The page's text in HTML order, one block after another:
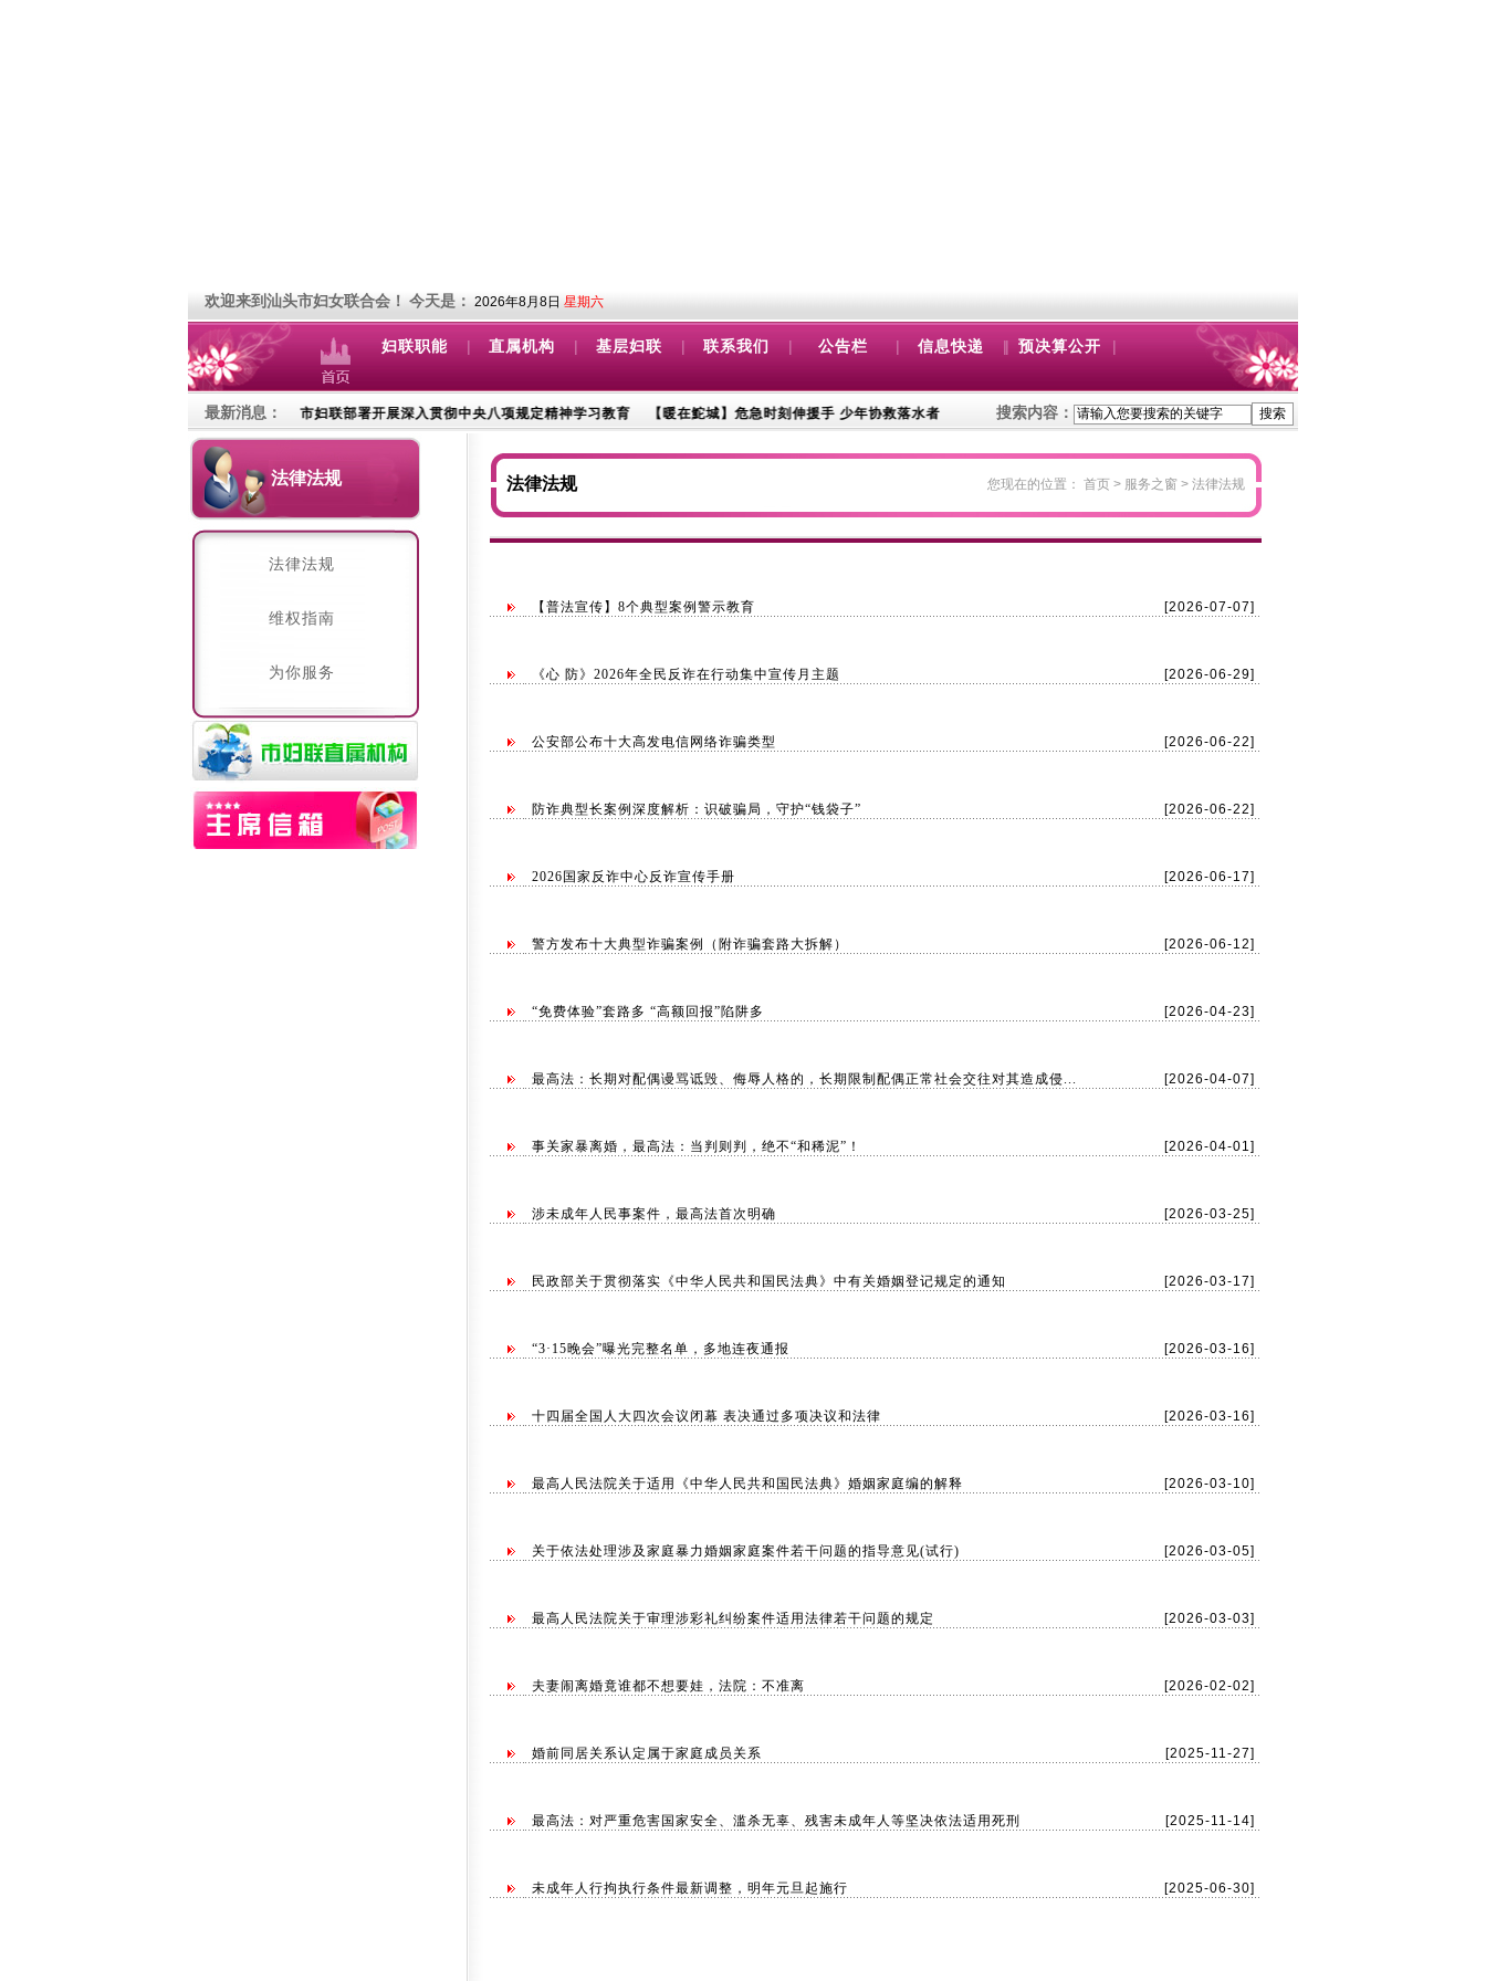
欢迎来到汕头市妇女联合会！ 今天是： 2026年8月8日 星期六
妇联职能 | 直属机构 | 基层妇联 | 联系我们 | 公告栏 | 信息快递 || 预决算公开 |
最新消息：
亮星途——特殊儿童家长调适心理讲座 市妇联部署开展深入贯彻中央八项规定精神学习教育 【暖在鮀城】危急时刻伸援手 少年协救落水者 新时代文明单位创建丨市妇联传达学习习近平总书记在全国两会上的重要讲话精神和全
搜索内容：
法律法规
法律法规
维权指南
为你服务
法律法规 您现在的位置： 首页 > 服务之窗 > 法律法规
【普法宣传】8个典型案例警示教育 [2026-07-07]
《心 防》2026年全民反诈在行动集中宣传月主题 [2026-06-29]
公安部公布十大高发电信网络诈骗类型 [2026-06-22]
防诈典型长案例深度解析：识破骗局，守护“钱袋子” [2026-06-22]
2026国家反诈中心反诈宣传手册 [2026-06-17]
警方发布十大典型诈骗案例（附诈骗套路大拆解） [2026-06-12]
“免费体验”套路多 “高额回报”陷阱多 [2026-04-23]
最高法：长期对配偶谩骂诋毁、侮辱人格的，长期限制配偶正常社会交往对其造成侵... [2026-04-07]
事关家暴离婚，最高法：当判则判，绝不“和稀泥”！ [2026-04-01]
涉未成年人民事案件，最高法首次明确 [2026-03-25]
民政部关于贯彻落实《中华人民共和国民法典》中有关婚姻登记规定的通知 [2026-03-17]
“3·15晚会”曝光完整名单，多地连夜通报 [2026-03-16]
十四届全国人大四次会议闭幕 表决通过多项决议和法律 [2026-03-16]
最高人民法院关于适用《中华人民共和国民法典》婚姻家庭编的解释 [2026-03-10]
关于依法处理涉及家庭暴力婚姻家庭案件若干问题的指导意见(试行) [2026-03-05]
最高人民法院关于审理涉彩礼纠纷案件适用法律若干问题的规定 [2026-03-03]
夫妻闹离婚竟谁都不想要娃，法院：不准离 [2026-02-02]
婚前同居关系认定属于家庭成员关系 [2025-11-27]
最高法：对严重危害国家安全、滥杀无辜、残害未成年人等坚决依法适用死刑 [2025-11-14]
未成年人行拘执行条件最新调整，明年元旦起施行 [2025-06-30]